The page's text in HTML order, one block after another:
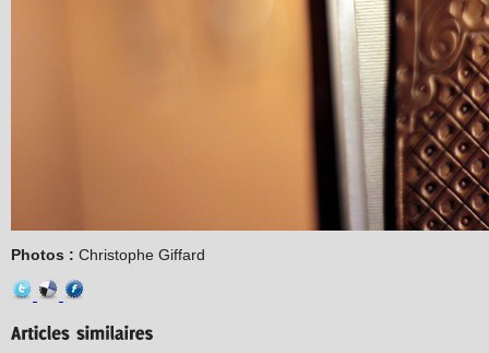
Photos : Christophe Giffard